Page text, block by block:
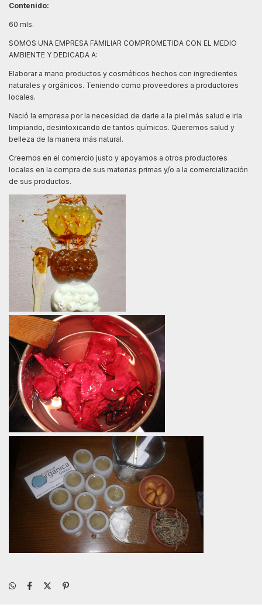
Contenido:
60 mls.
SOMOS UNA EMPRESA FAMILIAR COMPROMETIDA CON EL MEDIO
AMBIENTE Y DEDICADA A:
Elaborar a mano productos y cosméticos hechos con ingredientes
naturales y orgánicos. Teniendo como proveedores a productores
locales.
Nació la empresa por la necesidad de darle a la piel más salud e irla
limpiando, desintoxicando de tantos químicos. Queremos salud y
belleza de la manera más natural.
Creemos en el comercio justo y apoyamos a otros productores
locales en la compra de sus materias primas y/o a la comercialización
de sus productos.